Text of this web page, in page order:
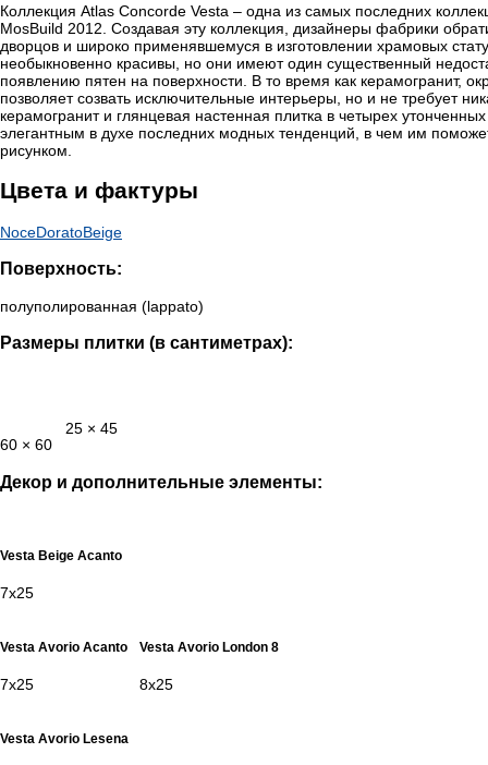
Коллекция Atlas Concorde Vesta – одна из самых последних
MosBuild 2012. Создавая эту коллекция, дизайнеры фабрики
дворцов и широко применявшемуся в изготовлении храмовых
необыкновенно красивы, но они имеют один существенный
появлению пятен на поверхности. В то время как керамогранит,
позволяет созвать исключительные интерьеры, но и не требует
керамогранит и глянцевая настенная плитка в четырех
элегантным в духе последних модных тенденций, в чем им
рисунком.
Цвета и фактуры
NoceDoratoBeige
Поверхность:
полуполированная (lappato)
Размеры плитки (в сантиметрах):
60 × 60
25 × 45
Декор и дополнительные элементы:
Vesta Beige Acanto
7х25
Vesta Avorio Acanto
7х25
Vesta Avorio London 8
8х25
Vesta Avorio Lesena